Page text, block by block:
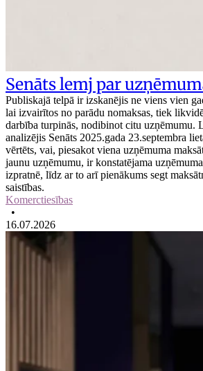
Senāts lemj par
Publiskajā telpā ir izskanējis ne viens vien
lai izvairītos no parādu nomaksas, tiek
darbība turpinās, nodibinot citu uzņēmumu.
analizējis Senāts 2025.gada 23.septembra
vērtēts, vai, piesakot viena uzņēmuma
jaunu uzņēmumu, ir konstatējama
izpratnē, līdz ar to arī pienākums segt
saistības.
Komerctiesības
•
16.07.2026